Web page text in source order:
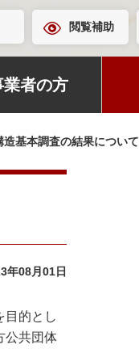
閲覧補助
業者の方
基本調査の結果について
年08月01日
的とし
公共団体